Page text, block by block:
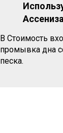
В Стоимость
промывка дна
песка.